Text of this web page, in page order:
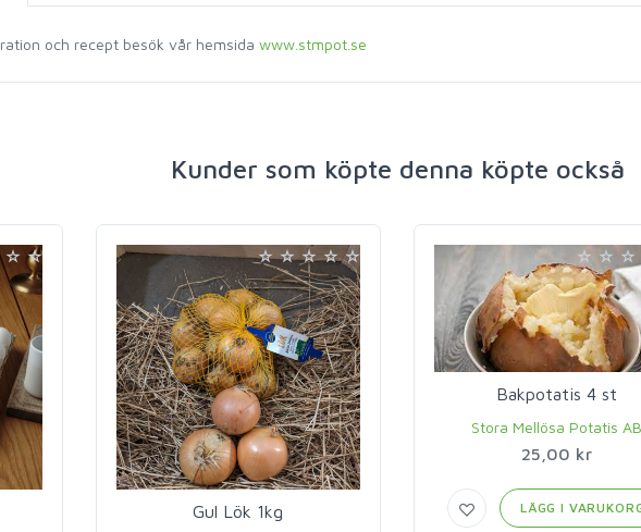
och recept besök vår hemsida www.stmpot.se
Kunder som köpte denna köpte också
Gul Lök 1kg
Bakpotatis 4 st
Stora Mellösa Potatis AB
25,00 kr
LÄGG I